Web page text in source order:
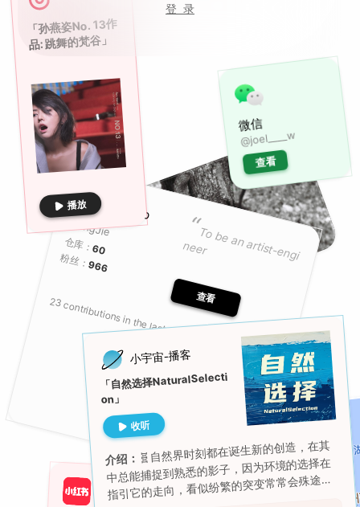
GitHub
WangJie
仓库：60
粉丝：966
“To b
e an artist-eng
i
neer
查看
23 contributions in the last year
微信
@joel____w
查看
「孙燕姿No. 13作
品: 跳舞的梵谷」
播放
小宇宙-播客
「自然选择NaturalSelecti
on」
收听
介绍： 🧬自然界时刻都在诞生新的创造，在其
中总能捕捉到熟悉的影子，因为环境的选择在
指引它的走向，看似纷繁的突变常常会殊途同
登 录